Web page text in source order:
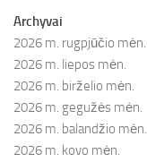
Archyvai
2026 m. rugpjūčio mėn.
2026 m. liepos mėn.
2026 m. birželio mėn.
2026 m. gegužės mėn.
2026 m. balandžio mėn.
2026 m. kovo mėn.